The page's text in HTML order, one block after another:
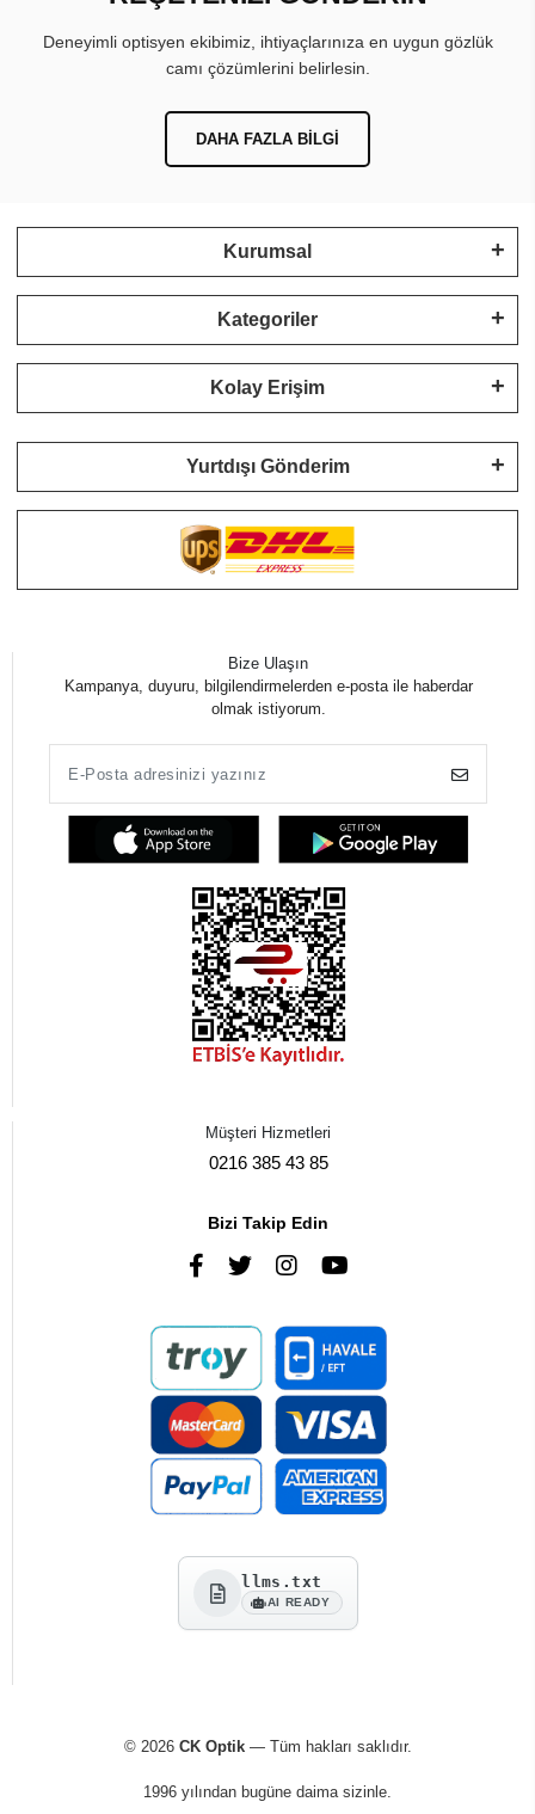
Deneyimli optisyen ekibimiz, ihtiyaçlarınıza en uygun gözlük
camı çözümlerini belirlesin.
DAHA FAZLA BILGI
Kurumsal
Kategoriler
Kolay Erişim
Yurtdışı Gönderim
Bize Ulaşın
Kampanya, duyuru, bilgilendirmelerden e-posta ile haberdar
olmak istiyorum.
Müşteri Hizmetleri
0216 385 43 85
Bizi Takip Edin
llms.txt
AI READY
© 2026 CK Optik— Tüm hakları saklıdır.
1996 yılından bugüne daima sizinle.